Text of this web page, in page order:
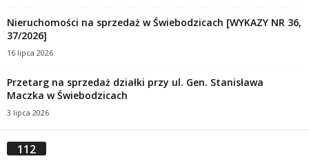
Nieruchomości na sprzedaż w Świebodzicach [WYKAZY NR 36,
37/2026]
16 lipca 2026
Przetarg na sprzedaż działki przy ul. Gen. Stanisława
Maczka w Świebodzicach
3 lipca 2026
112